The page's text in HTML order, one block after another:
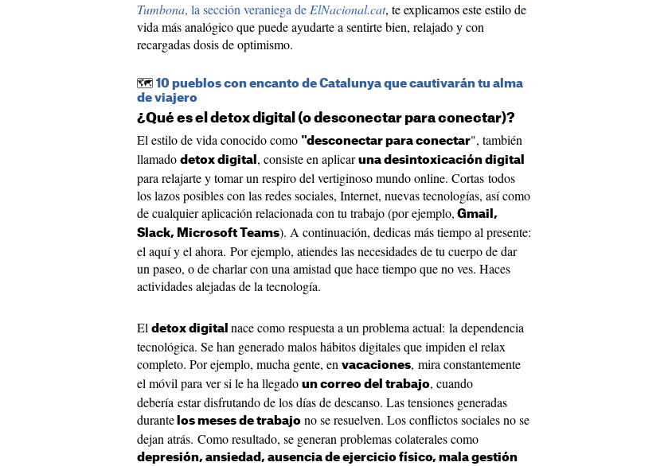
Tumbona, la sección veraniega de ElNacional.cat, te explicamos este estilo de
vida más analógico que puede ayudarte a sentirte bien, relajado y con
recargadas dosis de optimismo.
🗺️ 10 pueblos con encanto de Catalunya que cautivarán tu alma
de viajero
¿Qué es el detox digital (o desconectar para conectar)?
El estilo de vida conocido como "desconectar para conectar", también
llamado detox digital , consiste en aplicar una desintoxicación digital
para relajarte y tomar un respiro del vertiginoso mundo online. Cortas todos
los lazos posibles con las redes sociales, Internet, nuevas tecnologías, así como
de cualquier aplicación relacionada con tu trabajo (por ejemplo, Gmail,
Slack, Microsoft Teams). A continuación, dedicas más tiempo al presente:
el aquí y el ahora. Por ejemplo, atiendes las necesidades de tu cuerpo de dar
un paseo, o de charlar con una amistad que hace tiempo que no ves. Haces
actividades alejadas de la tecnología.
El detox digital nace como respuesta a un problema actual: la dependencia
tecnológica. Se han generado malos hábitos digitales que impiden el relax
completo. Por ejemplo, mucha gente, en vacaciones, mira constantemente
el móvil para ver si le ha llegado un correo del trabajo, cuando
debería estar disfrutando de los días de descanso. Las tensiones generadas
durante los meses de trabajo no se resuelven. Los conflictos sociales no se
dejan atrás. Como resultado, se generan problemas colaterales como
depresión, ansiedad, ausencia de ejercicio físico, mala gestión